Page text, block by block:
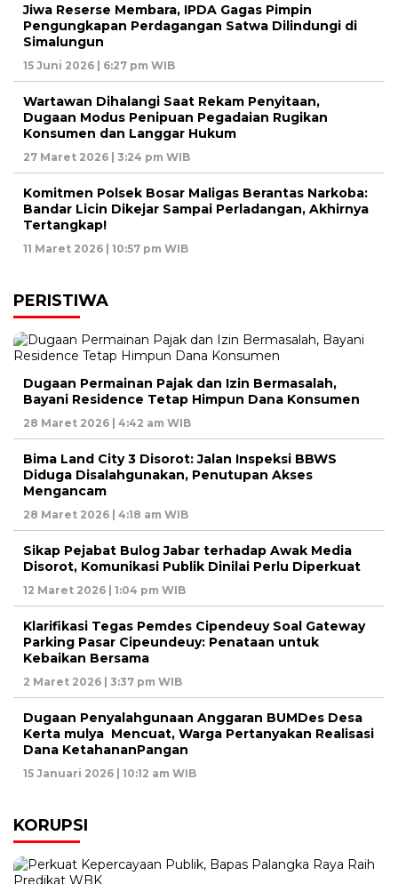
Jiwa Reserse Membara, IPDA Gagas Pimpin
Pengungkapan Perdagangan Satwa Dilindungi di
Simalungun
15 Juni 2026 | 6:27 pm WIB
Wartawan Dihalangi Saat Rekam Penyitaan,
Dugaan Modus Penipuan Pegadaian Rugikan
Konsumen dan Langgar Hukum
27 Maret 2026 | 3:24 pm WIB
Komitmen Polsek Bosar Maligas Berantas Narkoba:
Bandar Licin Dikejar Sampai Perladangan, Akhirnya
Tertangkap!
11 Maret 2026 | 10:57 pm WIB
PERISTIWA
Dugaan Permainan Pajak dan Izin Bermasalah,
Bayani Residence Tetap Himpun Dana Konsumen
28 Maret 2026 | 4:42 am WIB
Bima Land City 3 Disorot: Jalan Inspeksi BBWS
Diduga Disalahgunakan, Penutupan Akses
Mengancam
28 Maret 2026 | 4:18 am WIB
Sikap Pejabat Bulog Jabar terhadap Awak Media
Disorot, Komunikasi Publik Dinilai Perlu Diperkuat
12 Maret 2026 | 1:04 pm WIB
Klarifikasi Tegas Pemdes Cipendeuy Soal Gateway
Parking Pasar Cipeundeuy: Penataan untuk
Kebaikan Bersama
2 Maret 2026 | 3:37 pm WIB
Dugaan Penyalahgunaan Anggaran BUMDes Desa
Kerta mulya Mencuat, Warga Pertanyakan Realisasi
Dana KetahananPangan
15 Januari 2026 | 10:12 am WIB
KORUPSI